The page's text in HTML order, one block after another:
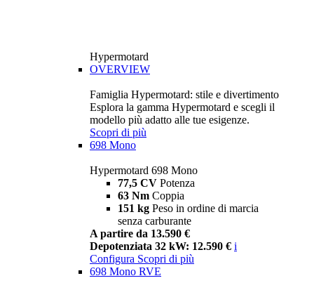
Hypermotard
OVERVIEW
Famiglia Hypermotard: stile e divertimento
Esplora la gamma Hypermotard e scegli il
modello più adatto alle tue esigenze.
Scopri di più
698 Mono
Hypermotard 698 Mono
77,5 CV Potenza
63 Nm Coppia
151 kg Peso in ordine di marcia
senza carburante
A partire da 13.590 €
Depotenziata 32 kW: 12.590 € i
Configura Scopri di più
698 Mono RVE